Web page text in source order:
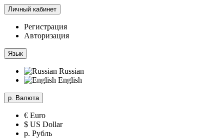
Личный кабинет
Регистрация
Авторизация
Язык
Russian
English
р. Валюта
€ Euro
$ US Dollar
р. Рубль